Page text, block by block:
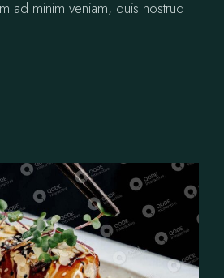
ad minim veniam, quis nostrud